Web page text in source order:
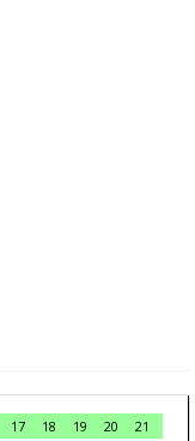
17 18 19 20
21